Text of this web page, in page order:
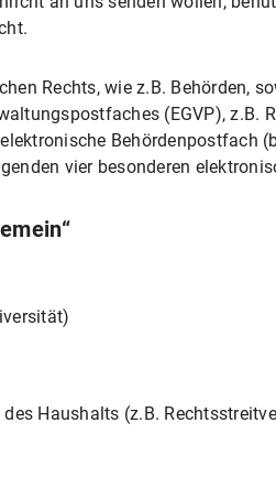
Rechts, wie z.B. Behörden,
(EGVP), z.B.
Behördenpostfach
vier besonderen
Haushalts (z.B.